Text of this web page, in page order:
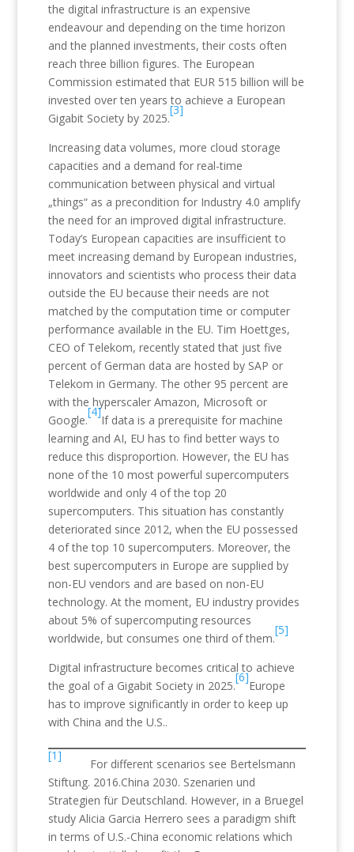
the digital infrastructure is an expensive
endeavour and depending on the time horizon
and the planned investments, their costs often
reach three billion figures. The European
Commission estimated that EUR 515 billion will be
invested over ten years to achieve a European
Gigabit Society by 2025.
[3]
Increasing data volumes, more cloud storage
capacities and a demand for real-time
communication between physical and virtual
„things“ as a precondition for Industry 4.0 amplify
the need for an improved digital infrastructure.
Today’s European capacities are insufficient to
meet increasing demand by European industries,
innovators and scientists who process their data
outside the EU because their needs are not
matched by the computation time or computer
performance available in the EU. Tim Hoettges,
CEO of Telekom, recently stated that just five
percent of German data are hosted by SAP or
Telekom in Germany. The other 95 percent are
with the hyperscaler Amazon, Microsoft or
Google.
[4]
If data is a prerequisite for machine
learning and AI, EU has to find better ways to
reduce this disproportion. However, the EU has
none of the 10 most powerful supercomputers
worldwide and only 4 of the top 20
supercomputers. This situation has constantly
deteriorated since 2012, when the EU possessed
4 of the top 10 supercomputers. Moreover, the
best supercomputers in Europe are supplied by
non-EU vendors and are based on non-EU
technology. At the moment, EU industry provides
about 5% of supercomputing resources
worldwide, but consumes one third of them.
[5]
Digital infrastructure becomes critical to achieve
the goal of a Gigabit Society in 2025.
[6]
Europe
has to improve significantly in order to keep up
with China and the U.S..
[1]
For different scenarios see Bertelsmann
Stiftung. 2016.China 2030. Szenarien und
Strategien für Deutschland. However, in a Bruegel
study Alicia Garcia Herrero sees a paradigm shift
in terms of U.S.-China economic relations which